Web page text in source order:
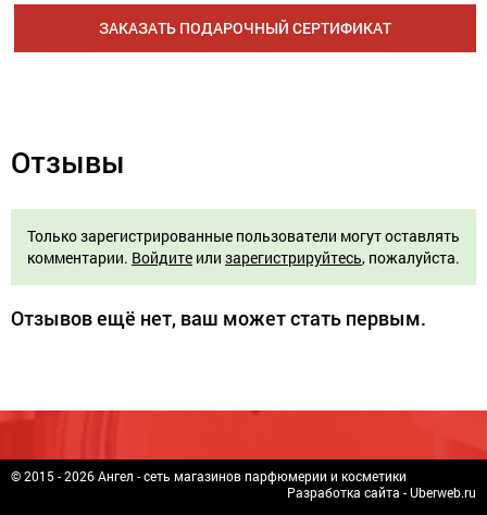
ЗАКАЗАТЬ ПОДАРОЧНЫЙ СЕРТИФИКАТ
Отзывы
Только зарегистрированные пользователи могут оставлять
комментарии. Войдите или зарегистрируйтесь, пожалуйста.
Отзывов ещё нет, ваш может стать первым.
© 2015 - 2026 Ангел - сеть магазинов парфюмерии и косметики
Разработка сайта -Uberweb.ru